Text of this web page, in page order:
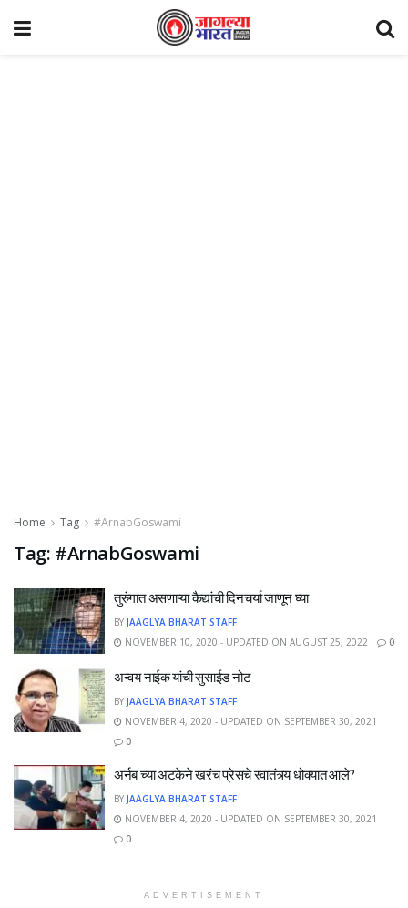
Home Tag #ArnabGoswami
Tag: #ArnabGoswami
तुरुंगात असणाऱ्या कैद्यांची दिनचर्या जाणून घ्या
BY JAAGLYA BHARAT STAFF
NOVEMBER 10, 2020 - UPDATED ON AUGUST 25, 2022
0
अन्वय नाईक यांची सुसाईड नोट
BY JAAGLYA BHARAT STAFF
NOVEMBER 4, 2020 - UPDATED ON SEPTEMBER 30, 2021
0
अर्नब च्या अटकेने खरंच प्रेसचे स्वातंत्र्य धोक्यात आले?
BY JAAGLYA BHARAT STAFF
NOVEMBER 4, 2020 - UPDATED ON SEPTEMBER 30, 2021
0
ADVERTISEMENT